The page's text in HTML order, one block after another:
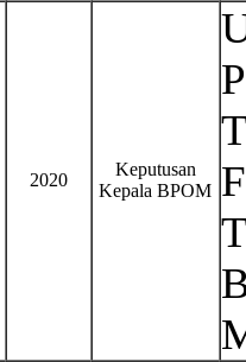
2020
Keputusan
Kepala BPOM